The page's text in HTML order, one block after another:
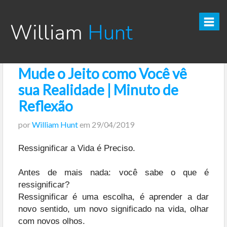
William Hunt
CURSO TESOURO DIRETO PRO
CURSO SEGREDOS DOS INVESTIMENTOS PARA INICIANTES
VÍDEOS
INFOGRÁFICOS
POSTS
PODCAST
Mude o Jeito como Você vê
sua Realidade | Minuto de
Reflexão
porWilliam Huntem 29/04/2019
Ressignificar a Vida é Preciso.
Antes de mais nada: você sabe o que é
ressignificar?
Ressignificar é uma escolha, é aprender a dar
novo sentido, um novo significado na vida, olhar
com novos olhos.